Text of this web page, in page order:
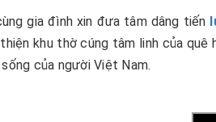
gia đình xin đưa tâm dâng tiến
khu thờ cúng tâm linh của
của người Việt Nam.